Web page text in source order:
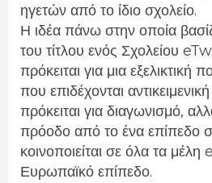
ηγετών από το ίδιο σχολείο.
Η ιδέα πάνω στην οποία
του τίτλου ενός Σχολείου
πρόκειται για μια εξελικτική
που επιδέχονται
πρόκειται για διαγωνισμό,
πρόοδο από το ένα επίπεδο
κοινοποιείται σε όλα τα μέλη
Ευρωπαϊκό επίπεδο.